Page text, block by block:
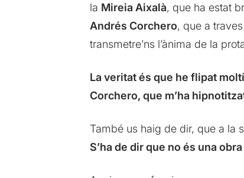
la Mireia Aixalà, que ha estat
Andrés Corchero, que a
transmetre’ns l’ànima de la
La veritat és que he flipat
Corchero, que m’ha
També us haig de dir, que a la
S’ha de dir que no és una